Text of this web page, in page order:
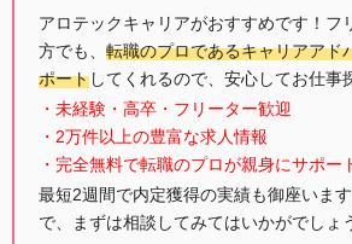
アロテックキャリアがおすすめです！フ
方でも、 転職のプロであるキャリアアド
ポートしてくれるので、安心してお仕事
・未経験・高卒・フリーター歓迎
・2万件以上の豊富な求人情報
・完全無料で転職のプロが親身にサポー
最短2週間で内定獲得の実績も御座います
で、まずは相談してみてはいかがでしょ